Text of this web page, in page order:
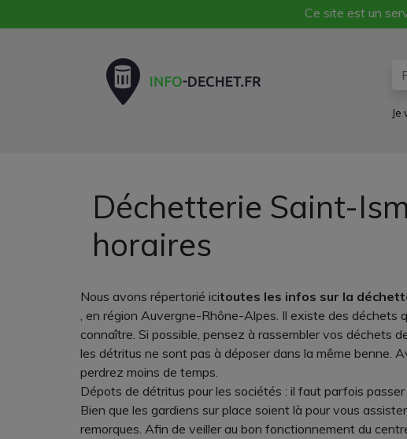
Ce site est un
Je
Déchetterie Saint-
horaires
Nous avons répertorié icitoutes les infos sur la
, en région Auvergne-Rhône-Alpes. Il existe des déchets
connaître. Si possible, pensez à rassembler vos déchets
les détritus ne sont pas à déposer dans la même benne.
perdrez moins de temps.
Dépots de détritus pour les sociétés : il faut parfois
Bien que les gardiens sur place soient là pour vous
remorques. Afin de veiller au bon fonctionnement du